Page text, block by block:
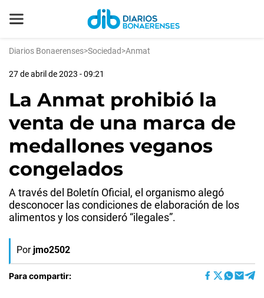
Diarios Bonaerenses>Sociedad>Anmat
27 de abril de 2023 - 09:21
La Anmat prohibió la
venta de una marca de
medallones veganos
congelados
A través del Boletín Oficial, el organismo alegó
desconocer las condiciones de elaboración de los
alimentos y los consideró “ilegales”.
Por jmo2502
Para compartir: